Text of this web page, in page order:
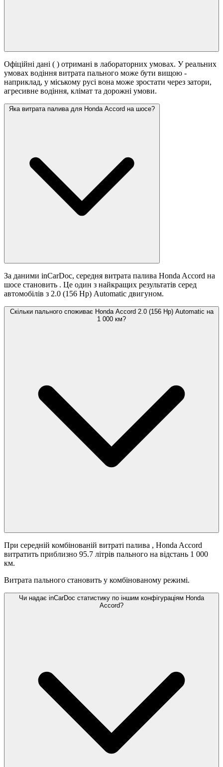
Офіційні дані ( ) отримані в лабораторних умовах. У реальних
умовах водіння витрата пального може бути вищою -
наприклад, у міському русі вона може зростати через затори,
агресивне водіння, клімат та дорожні умови.
Яка витрата палива для Honda Accord на шосе?
За даними inCarDoc, середня витрата палива Honda Accord на
шосе становить . Це один з найкращих результатів серед
автомобілів з 2.0 (156 Hp) Automatic двигуном.
Скільки пального споживає Honda Accord 2.0 (156 Hp) Automatic на
1 000 км?
При середній комбінованій витраті палива , Honda Accord
витратить приблизно 95.7 літрів пального на відстань 1 000
км.
Витрата пального становить у комбінованому режимі.
Чи надає inCarDoc статистику по іншим конфігураціям Honda
Accord?